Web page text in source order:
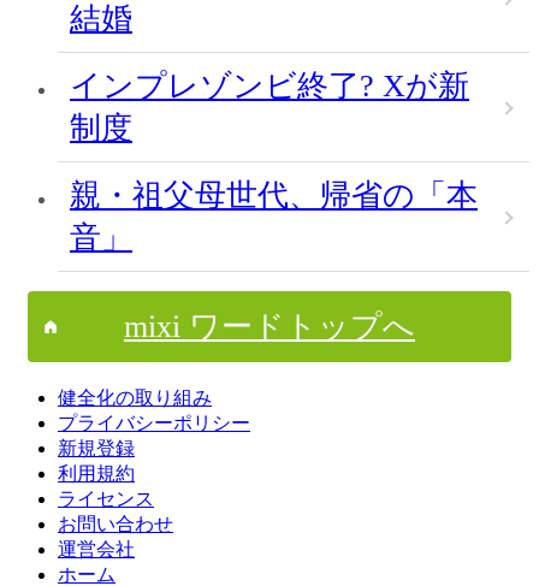
結婚
インプレゾンビ終了? Xが新
制度
親・祖父母世代、帰省の「本
音」
mixi ワードトップへ
健全化の取り組み
プライバシーポリシー
新規登録
利用規約
ライセンス
お問い合わせ
運営会社
ホーム